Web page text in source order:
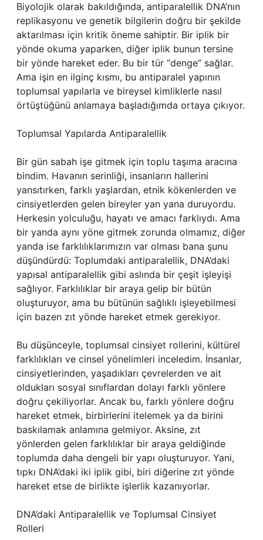
Biyolojik olarak bakıldığında, antiparalellik DNA’nın
replikasyonu ve genetik bilgilerin doğru bir şekilde
aktarılması için kritik öneme sahiptir. Bir iplik bir
yönde okuma yaparken, diğer iplik bunun tersine
bir yönde hareket eder. Bu bir tür “denge” sağlar.
Ama işin en ilginç kısmı, bu antiparalel yapının
toplumsal yapılarla ve bireysel kimliklerle nasıl
örtüştüğünü anlamaya başladığımda ortaya çıkıyor.
Toplumsal Yapılarda Antiparalellik
Bir gün sabah işe gitmek için toplu taşıma aracına
bindim. Havanın serinliği, insanların hallerini
yansıtırken, farklı yaşlardan, etnik kökenlerden ve
cinsiyetlerden gelen bireyler yan yana duruyordu.
Herkesin yolculuğu, hayatı ve amacı farklıydı. Ama
bir yanda aynı yöne gitmek zorunda olmamız, diğer
yanda ise farklılıklarımızın var olması bana şunu
düşündürdü: Toplumdaki antiparalellik, DNA’daki
yapısal antiparalellik gibi aslında bir çeşit işleyişi
sağlıyor. Farklılıklar bir araya gelip bir bütün
oluşturuyor, ama bu bütünün sağlıklı işleyebilmesi
için bazen zıt yönde hareket etmek gerekiyor.
Bu düşünceyle, toplumsal cinsiyet rollerini, kültürel
farklılıkları ve cinsel yönelimleri inceledim. İnsanlar,
cinsiyetlerinden, yaşadıkları çevrelerden ve ait
oldukları sosyal sınıflardan dolayı farklı yönlere
doğru çekiliyorlar. Ancak bu, farklı yönlere doğru
hareket etmek, birbirlerini itelemek ya da birini
baskılamak anlamına gelmiyor. Aksine, zıt
yönlerden gelen farklılıklar bir araya geldiğinde
toplumda daha dengeli bir yapı oluşturuyor. Yani,
tıpkı DNA’daki iki iplik gibi, biri diğerine zıt yönde
hareket etse de birlikte işlerlik kazanıyorlar.
DNA’daki Antiparalellik ve Toplumsal Cinsiyet
Rolleri